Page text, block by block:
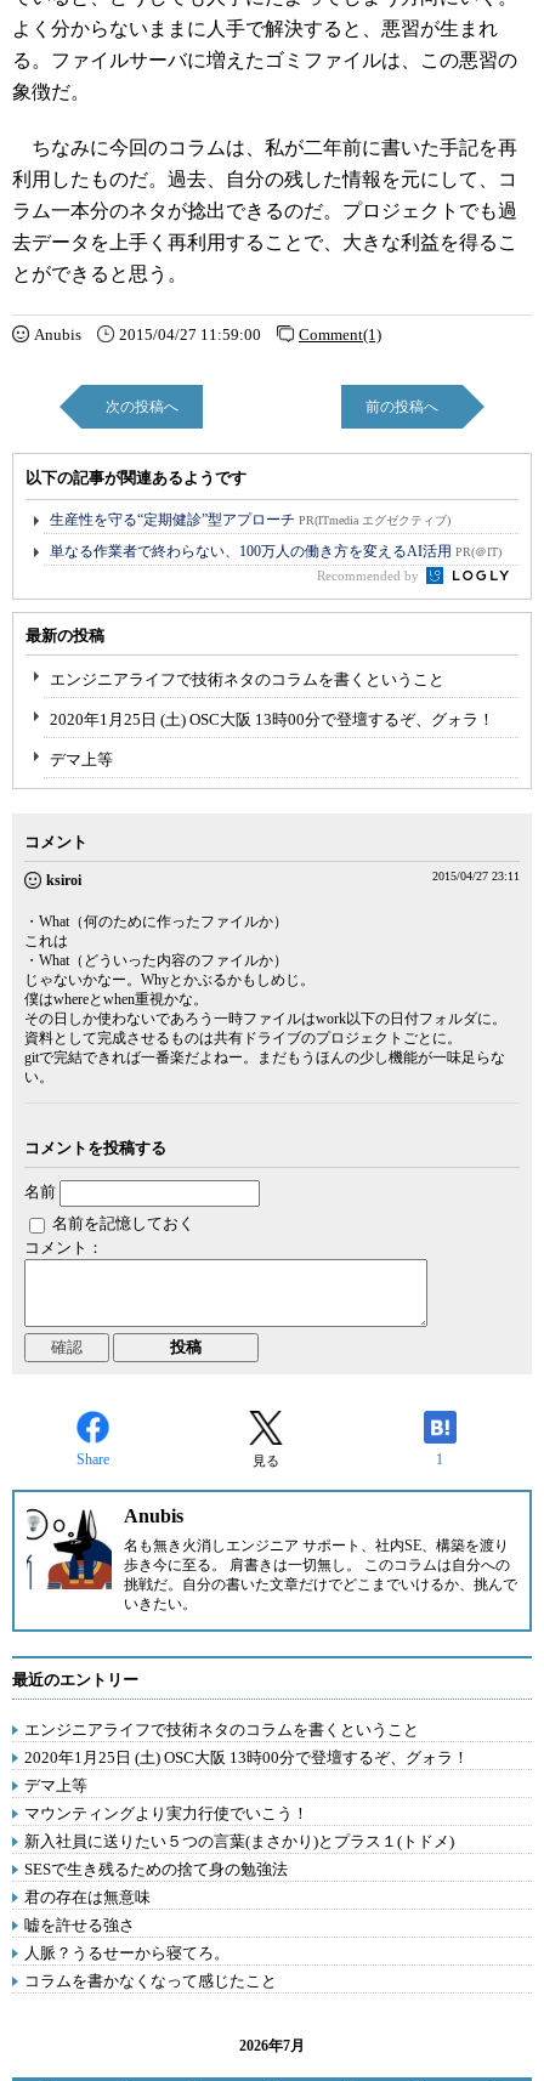
よく分からないままに人手で解決すると、悪習が生まれ
る。ファイルサーバに増えたゴミファイルは、この悪習の
象徴だ。
ちなみに今回のコラムは、私が二年前に書いた手記を再
利用したものだ。過去、自分の残した情報を元にして、コ
ラム一本分のネタが捻出できるのだ。プロジェクトでも過
去データを上手く再利用することで、大きな利益を得るこ
とができると思う。
Anubis 2015/04/27 11:59:00 Comment(1)
次の投稿へ 前の投稿へ
以下の記事が関連あるようです
生産性を守る“定期健診”型アプローチ PR(ITmedia エグゼクティブ)
単なる作業者で終わらない、100万人の働き方を変えるAI活用 PR(＠IT)
Recommended by
最新の投稿
エンジニアライフで技術ネタのコラムを書くということ
2020年1月25日 (土) OSC大阪 13時00分で登壇するぞ、グォラ！
デマ上等
コメント
ksiroi 2015/04/27 23:11
・What（何のために作ったファイルか）
これは
・What（どういった内容のファイルか）
じゃないかなー。Whyとかぶるかもしめじ。
僕はwhereとwhen重視かな。
その日しか使わないであろう一時ファイルはwork以下の日付フォルダに。
資料として完成させるものは共有ドライブのプロジェクトごとに。
gitで完結できれば一番楽だよねー。まだもうほんの少し機能が一味足らな
い。
コメントを投稿する
名前
名前を記憶しておく
コメント：
Share 見る 1
Anubis
名も無き火消しエンジニア サポート、社内SE、構築を渡り
歩き今に至る。 肩書きは一切無し。 このコラムは自分への
挑戦だ。自分の書いた文章だけでどこまでいけるか、挑んで
いきたい。
最近のエントリー
エンジニアライフで技術ネタのコラムを書くということ
2020年1月25日 (土) OSC大阪 13時00分で登壇するぞ、グォラ！
デマ上等
マウンティングより実力行使でいこう！
新入社員に送りたい５つの言葉(まさかり)とプラス１(トドメ)
SESで生き残るための捨て身の勉強法
君の存在は無意味
嘘を許せる強さ
人脈？うるせーから寝てろ。
コラムを書かなくなって感じたこと
2026年7月